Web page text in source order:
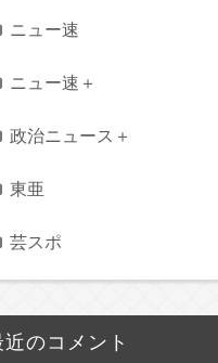
ニュー速
ニュー速＋
政治ニュース＋
東亜
芸スポ
近のコメント